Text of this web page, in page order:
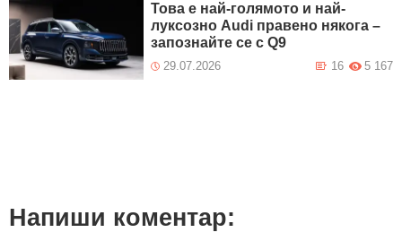
Това е най-голямото и най-
луксозно Audi правено някога –
запознайте се с Q9
29.07.2026 5 167
16
Напиши коментар: